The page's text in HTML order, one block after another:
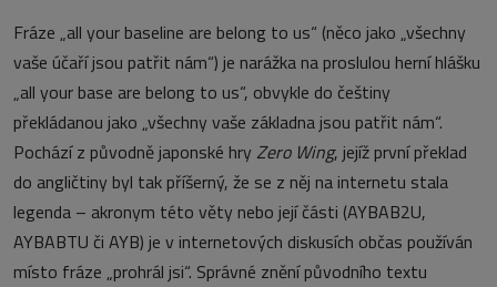
Fráze „all your baseline are belong to us“ (něco jako „všechny
vaše účaří jsou patřit nám“) je narážka na proslulou herní hlášku
„all your base are belong to us“, obvykle do češtiny
překládanou jako „všechny vaše základna jsou patřit nám“.
Pochází z původně japonské hry Zero Wing, jejíž první překlad
do angličtiny byl tak příšerný, že se z něj na internetu stala
legenda – akronym této věty nebo její části (AYBAB2U,
AYBABTU či AYB) je v internetových diskusích občas používán
místo fráze „prohrál jsi“. Správné znění původního textu